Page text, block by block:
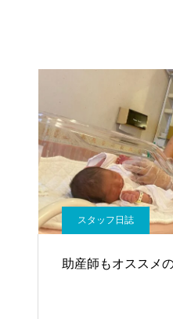
スタッフ日誌
助産師もオススメ